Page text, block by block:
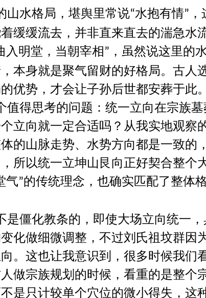
山水格局，堪舆里常说“水抱有情”
缓缓流去，并非直来直去的湍急水
入明堂，当朝宰相” ，虽然说这里的
本身就是聚气留财的好格局。古人
优势，才会让子孙后世都安葬于此。
值得思考的问题：统一立向在宗族
立向就一定合适吗？从我实地观察
的山脉走势、水势方向都是一致的
所以统一立坤山艮向正好契合整个
气”的传统理念，也确实匹配了整体
是僵化教条的，即使大场立向统一
化做细微调整，不过刘氏祖坟群因
。这也让我意识到，很多时候我们
做宗族规划的时候，看重的是整个
是只计较单个穴位的微小得失，这